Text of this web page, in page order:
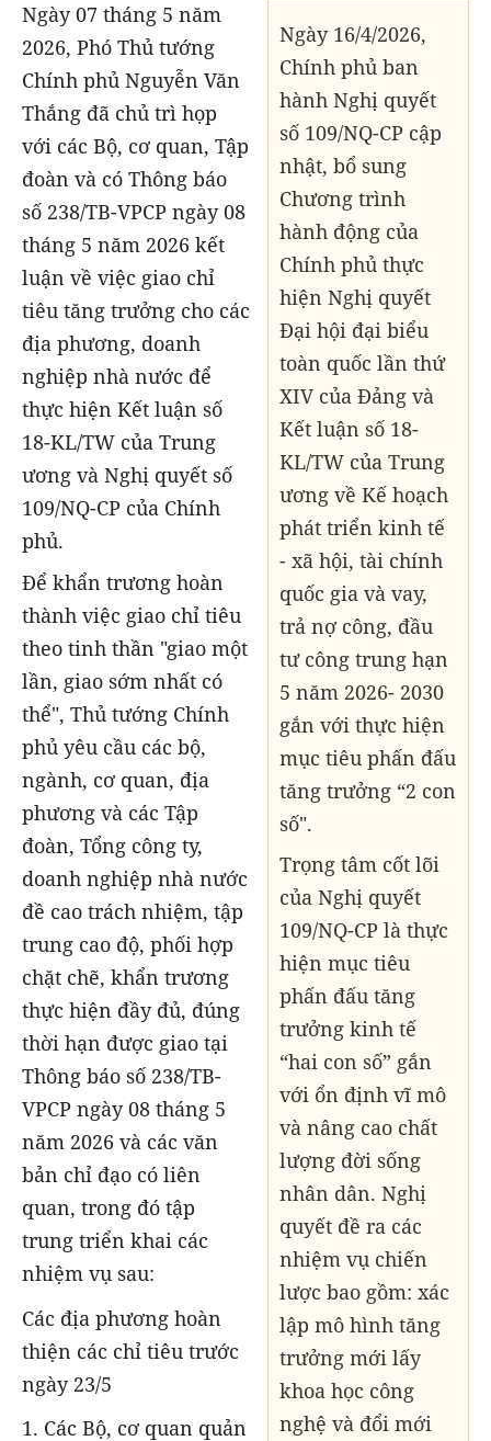
Ngày 16/4/2026,
Chính phủ ban
hành Nghị quyết
số 109/NQ-CP cập
nhật, bổ sung
Chương trình
hành động của
Chính phủ thực
hiện Nghị quyết
Đại hội đại biểu
toàn quốc lần thứ
XIV của Đảng và
Kết luận số 18-
KL/TW của Trung
ương về Kế hoạch
phát triển kinh tế
- xã hội, tài chính
quốc gia và vay,
trả nợ công, đầu
tư công trung hạn
5 năm 2026- 2030
gắn với thực hiện
mục tiêu phấn đấu
tăng trưởng “2 con
số".
Trọng tâm cốt lõi
của Nghị quyết
109/NQ-CP là thực
hiện mục tiêu
phấn đấu tăng
trưởng kinh tế
“hai con số” gắn
với ổn định vĩ mô
và nâng cao chất
lượng đời sống
nhân dân. Nghị
quyết đề ra các
nhiệm vụ chiến
lược bao gồm: xác
lập mô hình tăng
trưởng mới lấy
khoa học công
nghệ và đổi mới
Ngày 07 tháng 5 năm
2026, Phó Thủ tướng
Chính phủ Nguyễn Văn
Thắng đã chủ trì họp
với các Bộ, cơ quan, Tập
đoàn và có Thông báo
số 238/TB-VPCP ngày 08
tháng 5 năm 2026 kết
luận về việc giao chỉ
tiêu tăng trưởng cho các
địa phương, doanh
nghiệp nhà nước để
thực hiện Kết luận số
18-KL/TW của Trung
ương và Nghị quyết số
109/NQ-CP của Chính
phủ.
Để khẩn trương hoàn
thành việc giao chỉ tiêu
theo tinh thần "giao một
lần, giao sớm nhất có
thể", Thủ tướng Chính
phủ yêu cầu các bộ,
ngành, cơ quan, địa
phương và các Tập
đoàn, Tổng công ty,
doanh nghiệp nhà nước
đề cao trách nhiệm, tập
trung cao độ, phối hợp
chặt chẽ, khẩn trương
thực hiện đầy đủ, đúng
thời hạn được giao tại
Thông báo số 238/TB-
VPCP ngày 08 tháng 5
năm 2026 và các văn
bản chỉ đạo có liên
quan, trong đó tập
trung triển khai các
nhiệm vụ sau:
Các địa phương hoàn
thiện các chỉ tiêu trước
ngày 23/5
1. Các Bộ, cơ quan quản